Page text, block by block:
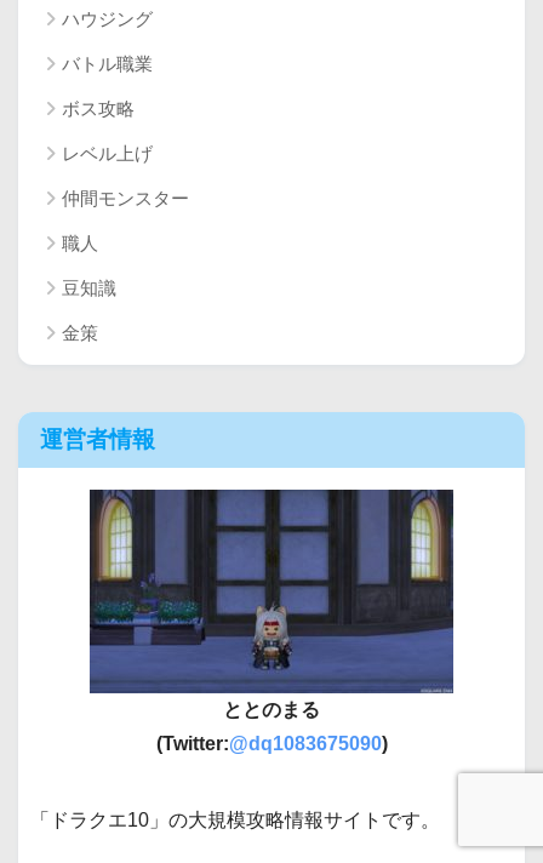
ハウジング
バトル職業
ボス攻略
レベル上げ
仲間モンスター
職人
豆知識
金策
運営者情報
ととのまる
(Twitter:@dq1083675090)
「ドラクエ10」の大規模攻略情報サイトです。